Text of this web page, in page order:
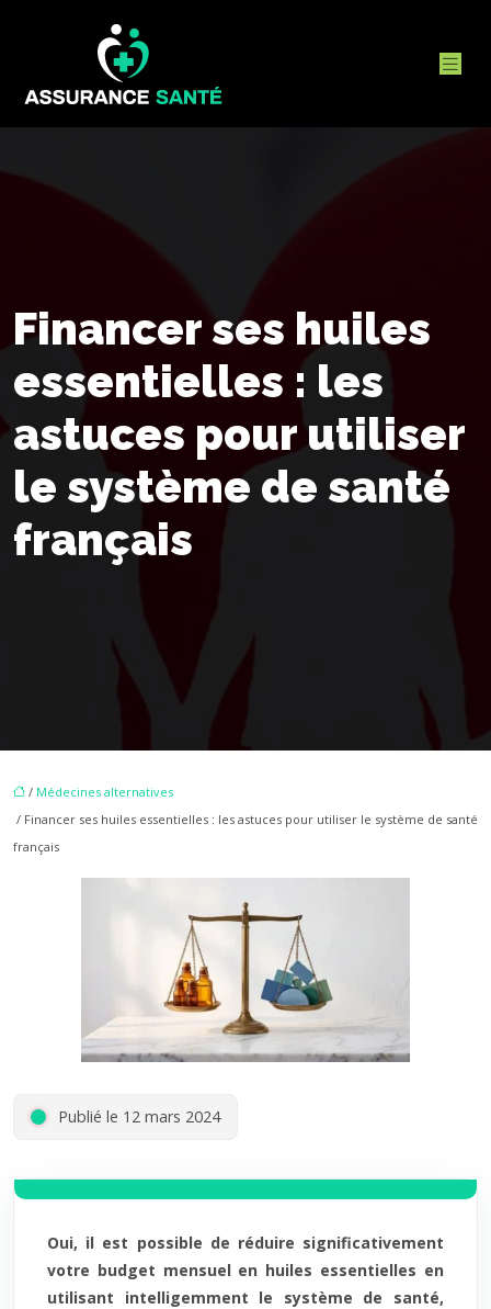
Financer ses huiles
essentielles : les
astuces pour utiliser
le système de santé
français
/ Médecines alternatives
/ Financer ses huiles essentielles : les astuces pour utiliser le système de santé
français
Publié le 12 mars 2024
Oui, il est possible de réduire significativement
votre budget mensuel en huiles essentielles en
utilisant intelligemment le système de santé,